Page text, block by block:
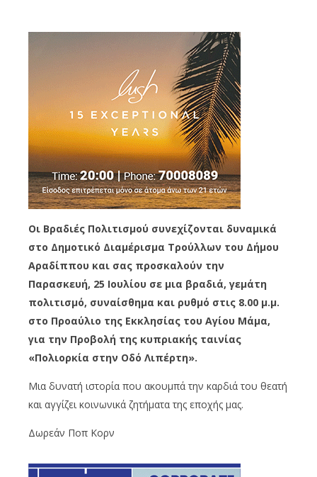
Οι Βραδιές Πολιτισμού συνεχίζονται δυναμικά
στο Δημοτικό Διαμέρισμα Τρούλλων του Δήμου
Αραδίππου και σας προσκαλούν την
Παρασκευή, 25 Ιουλίου σε μια βραδιά, γεμάτη
πολιτισμό, συναίσθημα και ρυθμό στις 8.00 μ.μ.
στο Προαύλιο της Εκκλησίας του Αγίου Μάμα,
για την Προβολή της κυπριακής ταινίας
«Πολιορκία στην Οδό Λιπέρτη».
Μια δυνατή ιστορία που ακουμπά την καρδιά του θεατή
και αγγίζει κοινωνικά ζητήματα της εποχής μας.
Δωρεάν Ποπ Κορν